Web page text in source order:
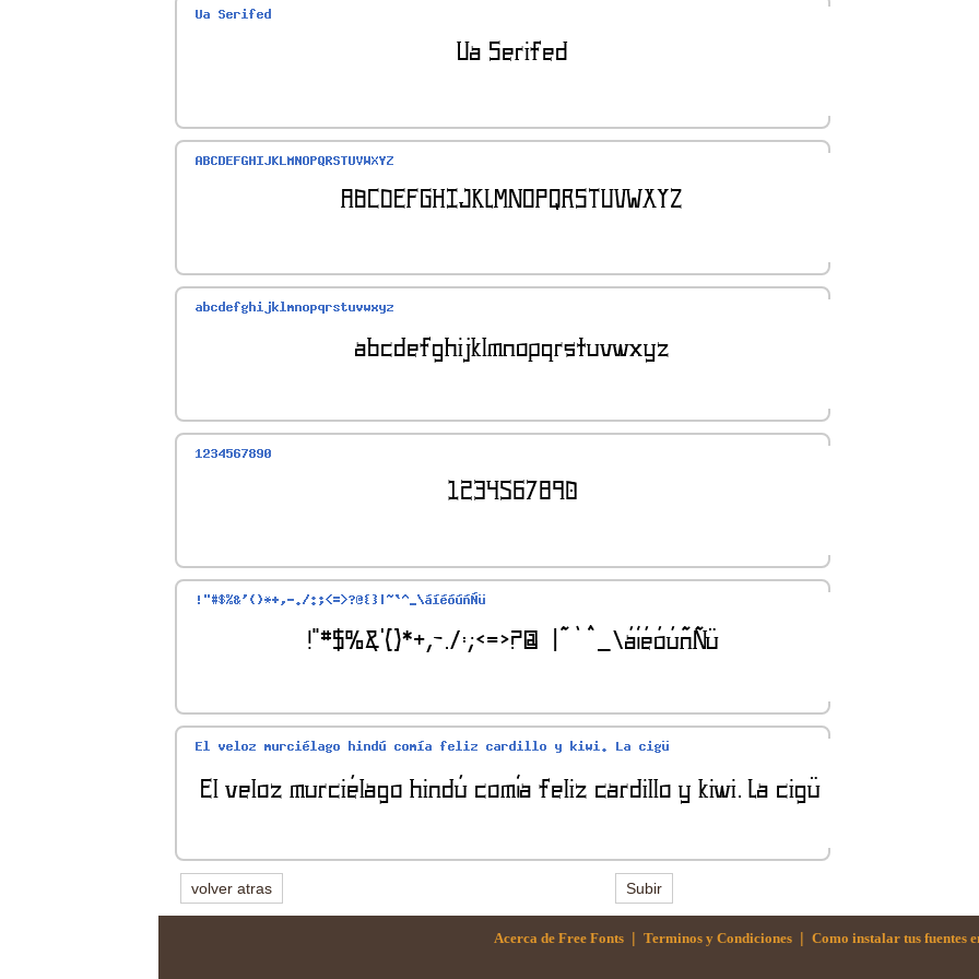
volver atras Subir
Acerca de Free Fonts | Terminos y Condiciones | Como instalar tus fuentes